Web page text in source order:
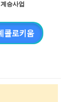
승사업
콜로키움